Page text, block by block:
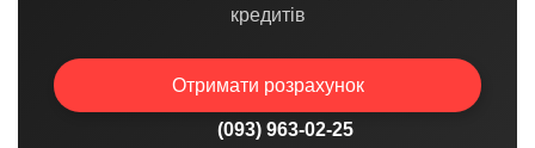
кредитів
Отримати розрахунок
(093) 963-02-25